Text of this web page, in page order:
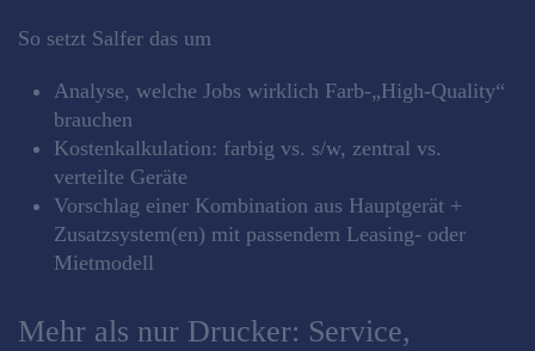
So setzt Salfer das um
Analyse, welche Jobs wirklich Farb‑„High‑Quality“
brauchen
Kostenkalkulation: farbig vs. s/w, zentral vs.
verteilte Geräte
Vorschlag einer Kombination aus Hauptgerät +
Zusatzsystem(en) mit passendem Leasing‑ oder
Mietmodell
Mehr als nur Drucker: Service,